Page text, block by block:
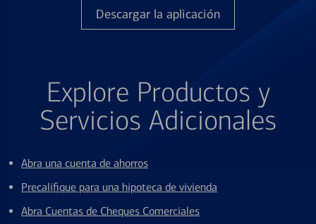
Descargar la aplicación
Explore Productos y
Servicios Adicionales
Abra una cuenta de ahorros
Precalifique para una hipoteca de vivienda
Abra Cuentas de Cheques Comerciales